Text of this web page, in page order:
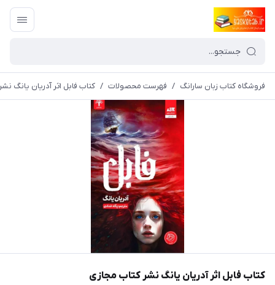
فروشگاه کتاب زبان سارانگ / فهرست محصولات / کتاب فابل اثر آدریان یانگ
کتاب فابل اثر آدریان یانگ نشر کتاب مجازی